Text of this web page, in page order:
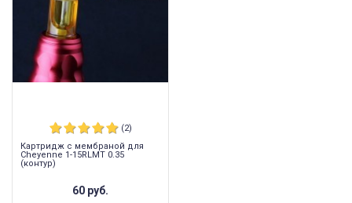
(2)
Картридж с мембраной для
Cheyenne 1-15RLMT 0.35
(контур)
60 руб.